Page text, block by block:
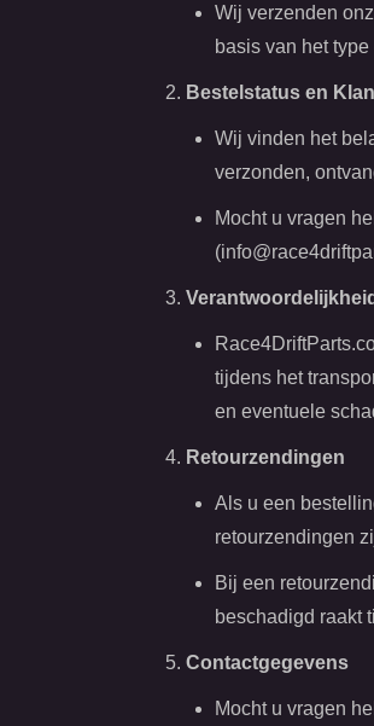
Wij verzenden
basis van het
Bestelstatus en
Wij vinden het
verzonden,
Mocht u vragen
(
tijdens het
en eventuele
Retourzendingen
Als u een
retourzendingen
Bij een
beschadigd raakt
Contactgegevens
Mocht u vragen